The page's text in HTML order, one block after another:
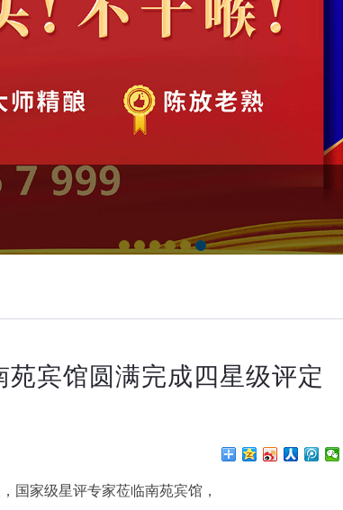
6
宾馆圆满完成四星级评定
国家级星评专家莅临南苑宾馆，